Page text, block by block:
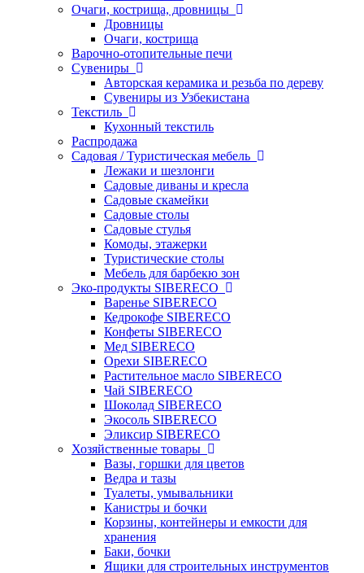
Очаги, кострища, дровницы
Дровницы
Очаги, кострища
Варочно-отопительные печи
Сувениры
Авторская керамика и резьба по дереву
Сувениры из Узбекистана
Текстиль
Кухонный текстиль
Распродажа
Садовая / Туристическая мебель
Лежаки и шезлонги
Садовые диваны и кресла
Садовые скамейки
Садовые столы
Садовые стулья
Комоды, этажерки
Туристические столы
Мебель для барбекю зон
Эко-продукты SIBERECO
Варенье SIBERECO
Кедрокофе SIBERECO
Конфеты SIBERECO
Мед SIBERECO
Орехи SIBERECO
Растительное масло SIBERECO
Чай SIBERECO
Шоколад SIBERECO
Экосоль SIBERECO
Эликсир SIBERECO
Хозяйственные товары
Вазы, горшки для цветов
Ведра и тазы
Туалеты, умывальники
Канистры и бочки
Корзины, контейнеры и емкости для
хранения
Баки, бочки
Ящики для строительных инструментов